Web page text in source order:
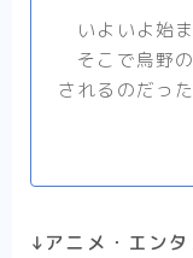
いよいよ始ま
そこで烏野
されるのだった
↓アニメ・エン